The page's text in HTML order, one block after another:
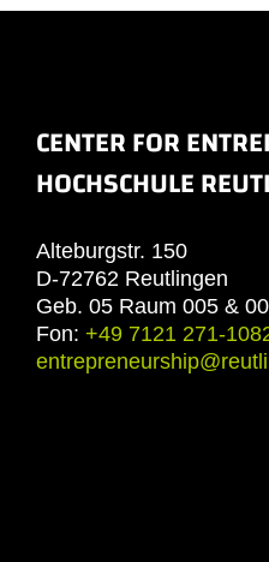
CENTER FOR
HOCHSCHULE
Alteburgstr. 150
D-72762 Reutlingen
Geb. 05 Raum 005 &
Fon: +49 7121 271-